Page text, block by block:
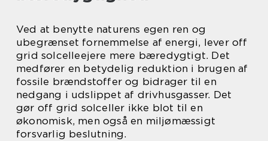
Ved at benytte naturens egen ren og
ubegrænset fornemmelse af energi, lever off
grid solcelleejere mere bæredygtigt. Det
medfører en betydelig reduktion i brugen af
fossile brændstoffer og bidrager til en
nedgang i udslippet af drivhusgasser. Det
gør off grid solceller ikke blot til en
økonomisk, men også en miljømæssigt
forsvarlig beslutning.